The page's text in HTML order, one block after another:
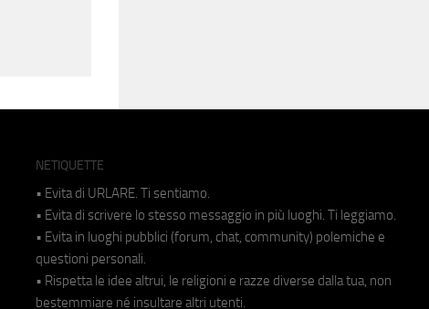
NETIQUETTE
• Evita di URLARE. Ti sentiamo.
• Evita di scrivere lo stesso messaggio in più luoghi. Ti leggiamo.
• Evita in luoghi pubblici (forum, chat, community) polemiche e
questioni personali.
• Rispetta le idee altrui, le religioni e razze diverse dalla tua, non
bestemmiare né insultare altri utenti.